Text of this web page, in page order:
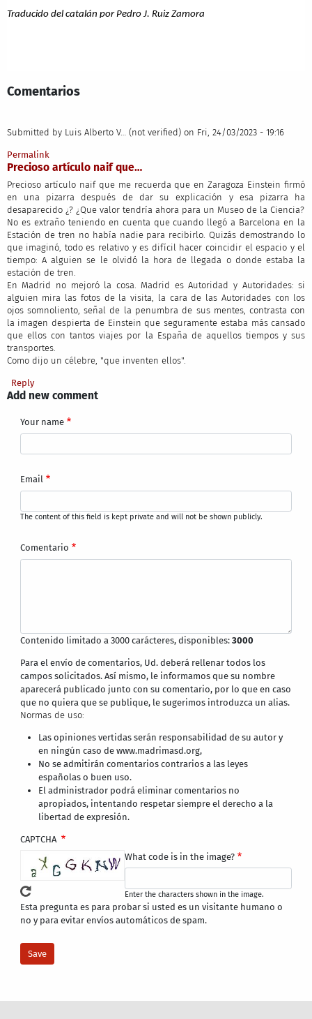
Traducido del catalán por Pedro J. Ruiz Zamora
Comentarios
Submitted by Luis Alberto V… (not verified) on Fri, 24/03/2023 - 19:16
Permalink
Precioso artículo naif que…
Precioso artículo naif que me recuerda que en Zaragoza Einstein firmó
en una pizarra después de dar su explicación y esa pizarra ha
desaparecido ¿? ¿Que valor tendría ahora para un Museo de la Ciencia?
No es extraño teniendo en cuenta que cuando llegó a Barcelona en la
Estación de tren no había nadie para recibirlo. Quizás demostrando lo
que imaginó, todo es relativo y es difícil hacer coincidir el espacio y el
tiempo: A alguien se le olvidó la hora de llegada o donde estaba la
estación de tren.
En Madrid no mejoró la cosa. Madrid es Autoridad y Autoridades: si
alguien mira las fotos de la visita, la cara de las Autoridades con los
ojos somnoliento, señal de la penumbra de sus mentes, contrasta con
la imagen despierta de Einstein que seguramente estaba más cansado
que ellos con tantos viajes por la España de aquellos tiempos y sus
transportes.
Como dijo un célebre, "que inventen ellos".
Reply
Add new comment
Your name
Email
The content of this field is kept private and will not be shown publicly.
Comentario
Contenido limitado a 3000 carácteres, disponibles:3000
Para el envío de comentarios, Ud. deberá rellenar todos los
campos solicitados. Así mismo, le informamos que su nombre
aparecerá publicado junto con su comentario, por lo que en caso
que no quiera que se publique, le sugerimos introduzca un alias.
Normas de uso:
Las opiniones vertidas serán responsabilidad de su autor y
en ningún caso de www.madrimasd.org,
No se admitirán comentarios contrarios a las leyes
españolas o buen uso.
El administrador podrá eliminar comentarios no
apropiados, intentando respetar siempre el derecho a la
libertad de expresión.
CAPTCHA
What code is in the image?
Enter the characters shown in the image.
Esta pregunta es para probar si usted es un visitante humano o
no y para evitar envíos automáticos de spam.